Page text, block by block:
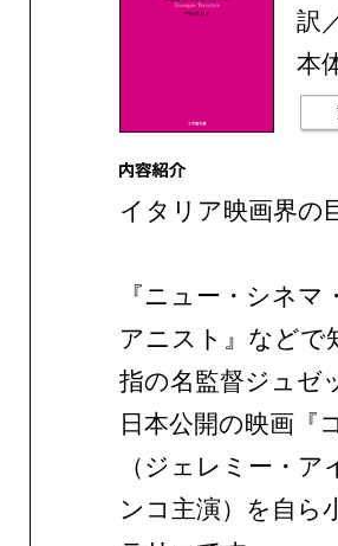
訳
本
イタリア映画界の
『ニュー・シネ
アニスト』などで
指の名監督ジュゼ
日本公開の映画『
（ジェレミー・
ンコ主演）を自ら